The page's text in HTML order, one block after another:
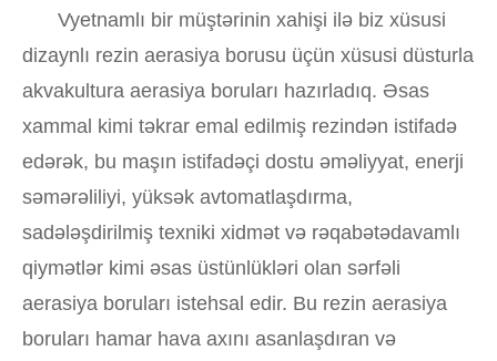
Vyetnamlı bir müştərinin xahişi ilə biz xüsusi
dizaynlı rezin aerasiya borusu üçün xüsusi düsturla
akvakultura aerasiya boruları hazırladıq. Əsas
xammal kimi təkrar emal edilmiş rezindən istifadə
edərək, bu maşın istifadəçi dostu əməliyyat, enerji
səmərəliliyi, yüksək avtomatlaşdırma,
sadələşdirilmiş texniki xidmət və rəqabətədavamlı
qiymətlər kimi əsas üstünlükləri olan sərfəli
aerasiya boruları istehsal edir. Bu rezin aerasiya
boruları hamar hava axını asanlaşdıran və